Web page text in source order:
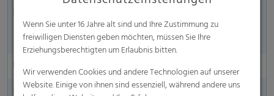
BRC-Standards
erhältlich
Hochgeschwindigkeitsanwendungen
geeignet
Made in Germany
Wenn Sie unter 16 Jahre alt sind und Ihre Zustimmung zu
freiwilligen Diensten geben möchten, müssen Sie Ihre
Erziehungsberechtigten um Erlaubnis bitten.
Wir verwenden Cookies und andere Technologien auf unserer
Website. Einige von ihnen sind essenziell, während andere uns